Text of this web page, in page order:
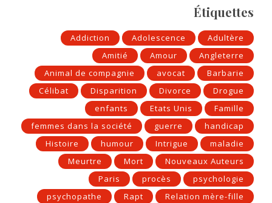
Étiquettes
Addiction Adolescence
Adultère
Amitié
Amour
Angleterre
Animal de compagnie
avocat
Barbarie
Célibat
Disparition Divorce
Drogue
enfants
Etats Unis
Famille
femmes dans la société
guerre
handicap
Histoire
humour Intrigue
maladie
Meurtre
Mort
Nouveaux Auteurs
Paris
procès
psychologie
psychopathe
Rapt
Relation mère-fille